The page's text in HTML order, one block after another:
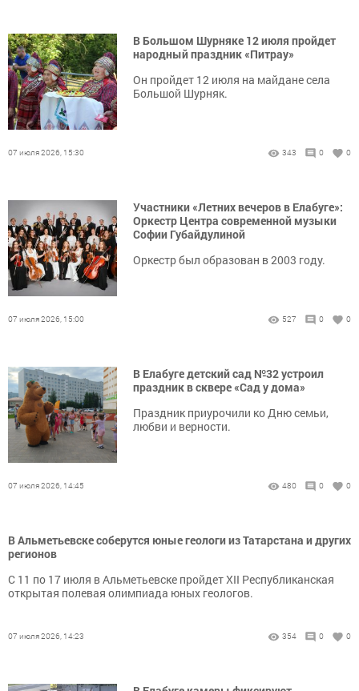
В Большом Шурняке 12 июля пройдет
народный праздник «Питрау»
Он пройдет 12 июля на майдане села
Большой Шурняк.
07 июля 2026, 15:30 343 0 0
Участники «Летних вечеров в Елабуге»:
Оркестр Центра современной музыки
Софии Губайдулиной
Оркестр был образован в 2003 году.
07 июля 2026, 15:00 527 0 0
В Елабуге детский сад №32 устроил
праздник в сквере «Сад у дома»
Праздник приурочили ко Дню семьи,
любви и верности.
07 июля 2026, 14:45 480 0 0
В Альметьевске соберутся юные геологи из Татарстана и других
регионов
С 11 по 17 июля в Альметьевске пройдет XII Республиканская
открытая полевая олимпиада юных геологов.
07 июля 2026, 14:23 354 0 0